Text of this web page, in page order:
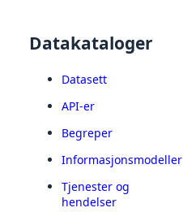
Datakataloger
Datasett
API-er
Begreper
Informasjonsmodeller
Tjenester og
hendelser